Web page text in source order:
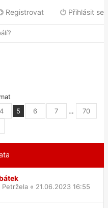
Přihlásit se
Registrovat
4 5 6 7 … 70
Petržela « 21.06.2023 16:55